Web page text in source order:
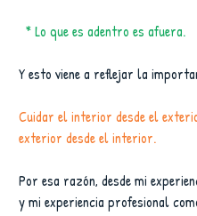
  * Lo que es adentro es afuera.
Y esto viene a reflejar la
Cuidar el interior desde el
exterior desde el interior.
Por esa razón, desde mi
y mi experiencia profesional